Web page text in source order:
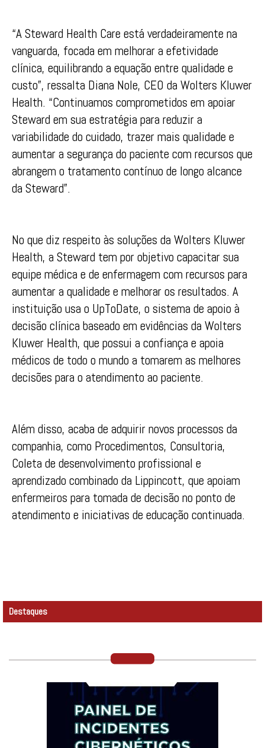
“A Steward Health Care está verdadeiramente na
vanguarda, focada em melhorar a efetividade
clínica, equilibrando a equação entre qualidade e
custo”, ressalta Diana Nole, CEO da Wolters Kluwer
Health. “Continuamos comprometidos em apoiar
Steward em sua estratégia para reduzir a
variabilidade do cuidado, trazer mais qualidade e
aumentar a segurança do paciente com recursos que
abrangem o tratamento contínuo de longo alcance
da Steward”.
No que diz respeito às soluções da Wolters Kluwer
Health, a Steward tem por objetivo capacitar sua
equipe médica e de enfermagem com recursos para
aumentar a qualidade e melhorar os resultados. A
instituição usa o UpToDate, o sistema de apoio à
decisão clínica baseado em evidências da Wolters
Kluwer Health, que possui a confiança e apoia
médicos de todo o mundo a tomarem as melhores
decisões para o atendimento ao paciente.
Além disso, acaba de adquirir novos processos da
companhia, como Procedimentos, Consultoria,
Coleta de desenvolvimento profissional e
aprendizado combinado da Lippincott, que apoiam
enfermeiros para tomada de decisão no ponto de
atendimento e iniciativas de educação continuada.
Destaques